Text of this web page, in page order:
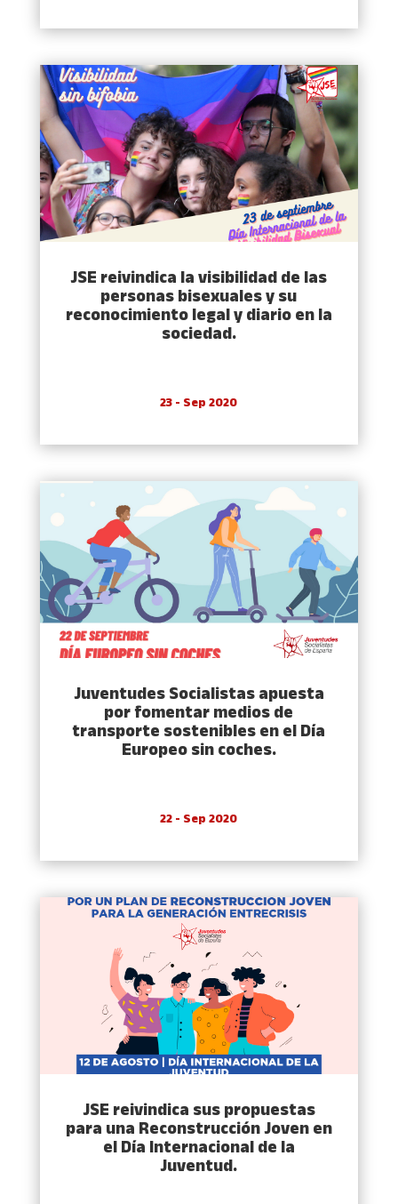
JSE reivindica la visibilidad de las
personas bisexuales y su
reconocimiento legal y diario en la
sociedad.
23 - Sep 2020
Juventudes Socialistas apuesta
por fomentar medios de
transporte sostenibles en el Día
Europeo sin coches.
22 - Sep 2020
JSE reivindica sus propuestas
para una Reconstrucción Joven en
el Día Internacional de la
Juventud.